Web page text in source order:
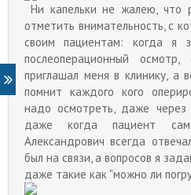
Ни капельки не жалею, что
отметить внимательность, с
своим пациентам: когда я
послеоперационный
приглашал меня в клинику, а
помнит каждого кого
надо осмотреть, даже через
даже когда пациент сам
Александрович всегда
был на связи, а вопросов я
даже такие как "можно ли